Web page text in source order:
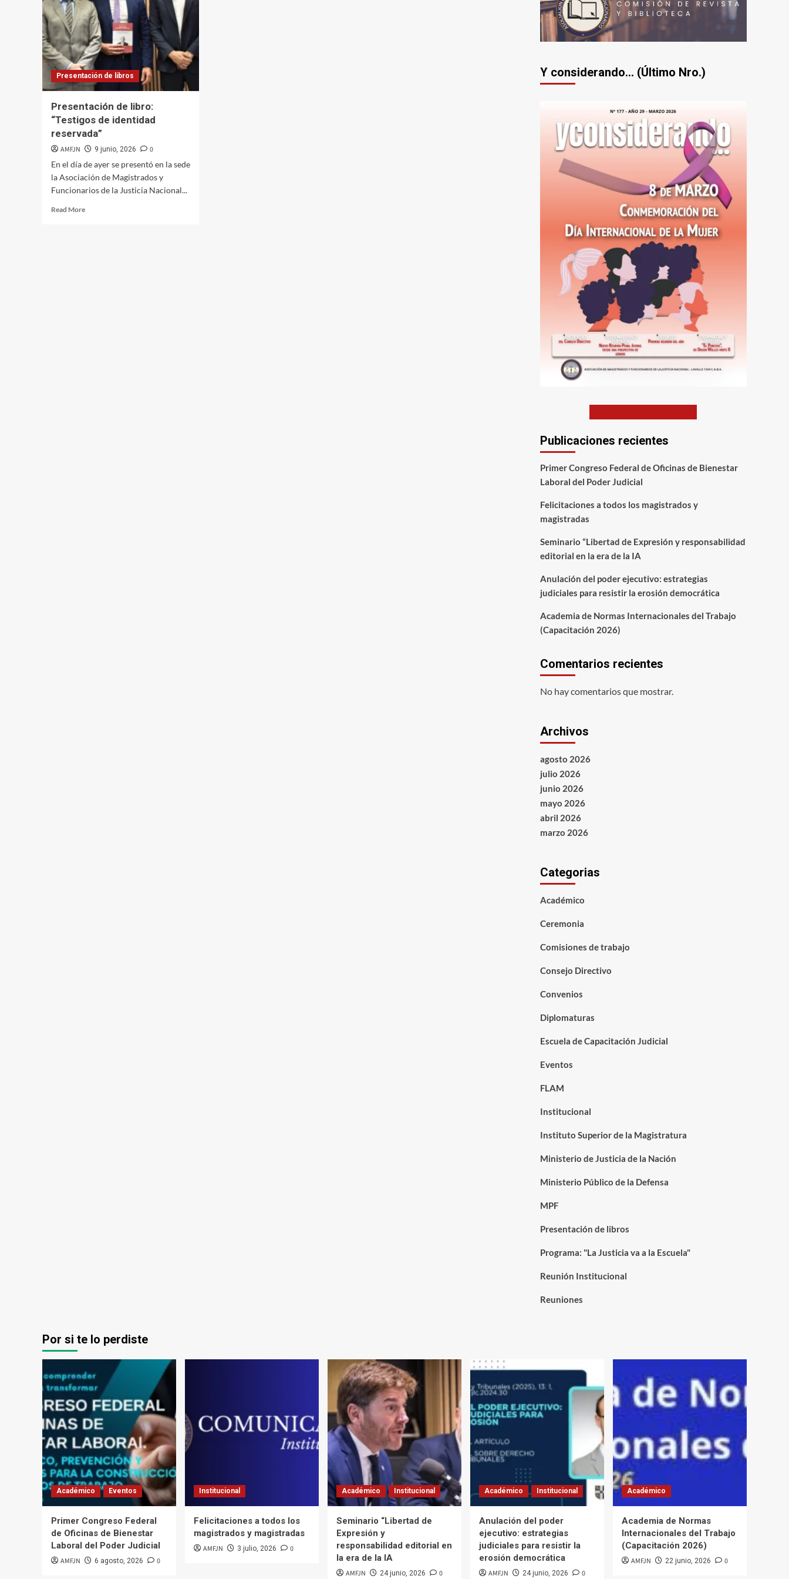
Presentación de libros
Presentación de libro:
“Testigos de identidad
reservada”
AMFJN 9 junio, 2026
0
En el día de ayer se presentó en la sede
la Asociación de Magistrados y
Funcionarios de la Justicia Nacional...
Read MoreRead
Y considerando... (Último Nro.)
Publicaciones recientes
Primer Congreso Federal de Oficinas de Bienestar
Laboral del Poder Judicial
Felicitaciones a todos los magistrados y
magistradas
Seminario “Libertad de Expresión y responsabilidad
editorial en la era de la IA
Anulación del poder ejecutivo: estrategias
judiciales para resistir la erosión democrática
Academia de Normas Internacionales del Trabajo
(Capacitación 2026)
Comentarios recientes
No hay comentarios que mostrar.
Archivos
agosto 2026
julio 2026
junio 2026
mayo 2026
abril 2026
marzo 2026
Categorias
Académico
Ceremonia
Comisiones de trabajo
Consejo Directivo
Convenios
Diplomaturas
Escuela de Capacitación Judicial
Eventos
FLAM
Institucional
Instituto Superior de la Magistratura
Ministerio de Justicia de la Nación
Ministerio Público de la Defensa
MPF
Presentación de libros
Programa: "La Justicia va a la Escuela"
Reunión Institucional
Reuniones
Por si te lo perdiste
Académico Eventos
Primer Congreso Federal
de Oficinas de Bienestar
Laboral del Poder Judicial
AMFJN 6 agosto, 2026 0
Institucional
Felicitaciones a todos los
magistrados y magistradas
AMFJN 3 julio, 2026 0
Académico Institucional
Seminario “Libertad de
Expresión y
responsabilidad editorial en
la era de la IA
AMFJN 24 junio, 2026 0
Académico Institucional
Anulación del poder
ejecutivo: estrategias
judiciales para resistir la
erosión democrática
AMFJN 24 junio, 2026 0
Académico
Academia de Normas
Internacionales del Trabajo
(Capacitación 2026)
AMFJN 22 junio, 2026 0